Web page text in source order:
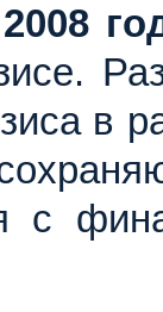
в
с